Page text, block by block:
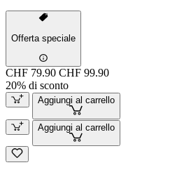
Offerta speciale
CHF 79.90 CHF 99.90
20% di sconto
Aggiungi al carrello
Aggiungi al carrello